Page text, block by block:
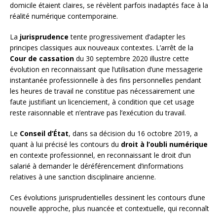
domicile étaient claires, se révèlent parfois inadaptés face à la
réalité numérique contemporaine.
La jurisprudence tente progressivement d’adapter les
principes classiques aux nouveaux contextes. L’arrêt de la
Cour de cassation du 30 septembre 2020 illustre cette
évolution en reconnaissant que l’utilisation d’une messagerie
instantanée professionnelle à des fins personnelles pendant
les heures de travail ne constitue pas nécessairement une
faute justifiant un licenciement, à condition que cet usage
reste raisonnable et n’entrave pas l’exécution du travail.
Le Conseil d’État, dans sa décision du 16 octobre 2019, a
quant à lui précisé les contours du droit à l’oubli numérique
en contexte professionnel, en reconnaissant le droit d’un
salarié à demander le déréférencement d’informations
relatives à une sanction disciplinaire ancienne.
Ces évolutions jurisprudentielles dessinent les contours d’une
nouvelle approche, plus nuancée et contextuelle, qui reconnaît